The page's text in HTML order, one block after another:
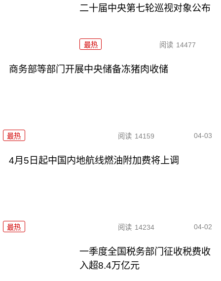
二十届中央第七轮巡视对象公布
最热 阅读 14477
商务部等部门开展中央储备冻猪肉收储
最热 阅读 14159 04-03
4月5日起中国内地航线燃油附加费将上调
最热 阅读 14234 04-02
一季度全国税务部门征收税费收
入超8.4万亿元